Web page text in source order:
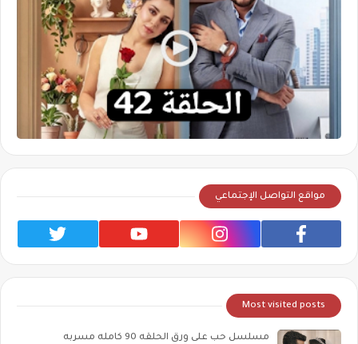
مواقع التواصل الإجتماعي
Most visited posts
مسلسل حب على ورق الحلقه 90 كامله مسربه